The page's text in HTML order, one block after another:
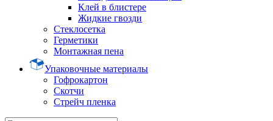
Клей в блистере
Жидкие гвозди
Стеклосетка
Герметики
Монтажная пена
Упаковочные материалы
Гофрокартон
Скотчи
Стрейч пленка